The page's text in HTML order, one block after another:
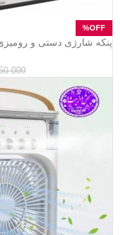
پنکه شارژی دستی و رومیزی